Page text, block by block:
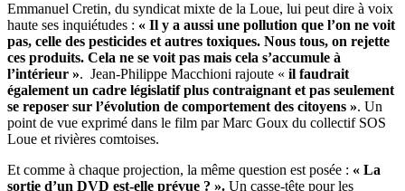
Emmanuel Cretin, du syndicat mixte de la Loue, lui peut dire à voix
haute ses inquiétudes : « Il y a aussi une pollution que l’on ne voit
pas, celle des pesticides et autres toxiques. Nous tous, on rejette
ces produits. Cela ne se voit pas mais cela s’accumule à
l’intérieur ». Jean-Philippe Macchioni rajoute « il faudrait
également un cadre législatif plus contraignant et pas seulement
se reposer sur l’évolution de comportement des citoyens ». Un
point de vue exprimé dans le film par Marc Goux du collectif SOS
Loue et rivières comtoises.
Et comme à chaque projection, la même question est posée : « La
sortie d’un DVD est-elle prévue ? ». Un casse-tête pour les